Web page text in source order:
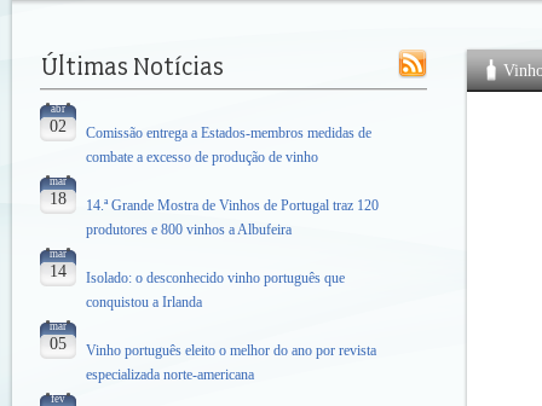
abr
02
Comissão entrega a Estados-membros medidas de
combate a excesso de produção de vinho
mar
18
14.ª Grande Mostra de Vinhos de Portugal traz 120
produtores e 800 vinhos a Albufeira
mar
14
Isolado: o desconhecido vinho português que
conquistou a Irlanda
mar
05
Vinho português eleito o melhor do ano por revista
especializada norte-americana
fev